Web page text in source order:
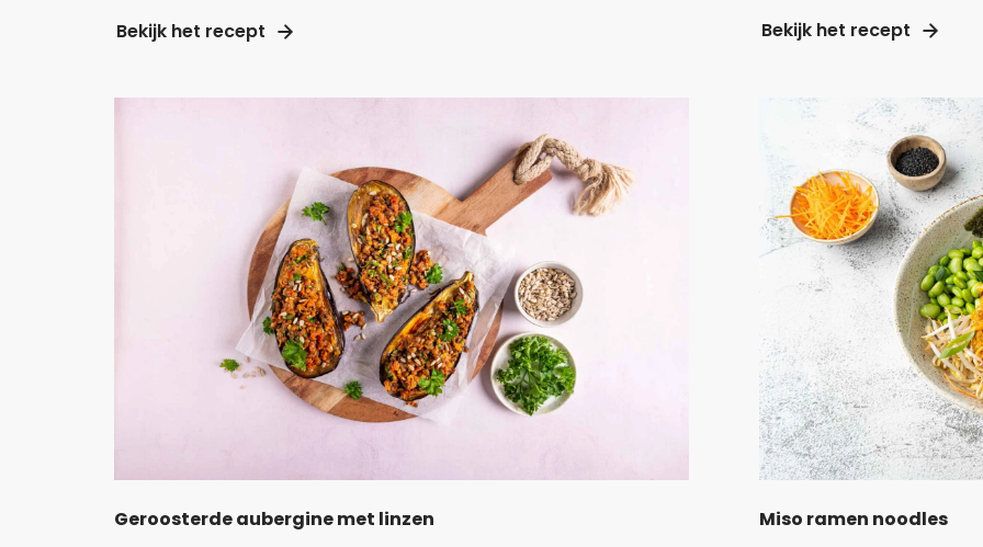
Bekijk het recept
Bekijk het recept
Geroosterde aubergine met linzen
Miso ramen noodles